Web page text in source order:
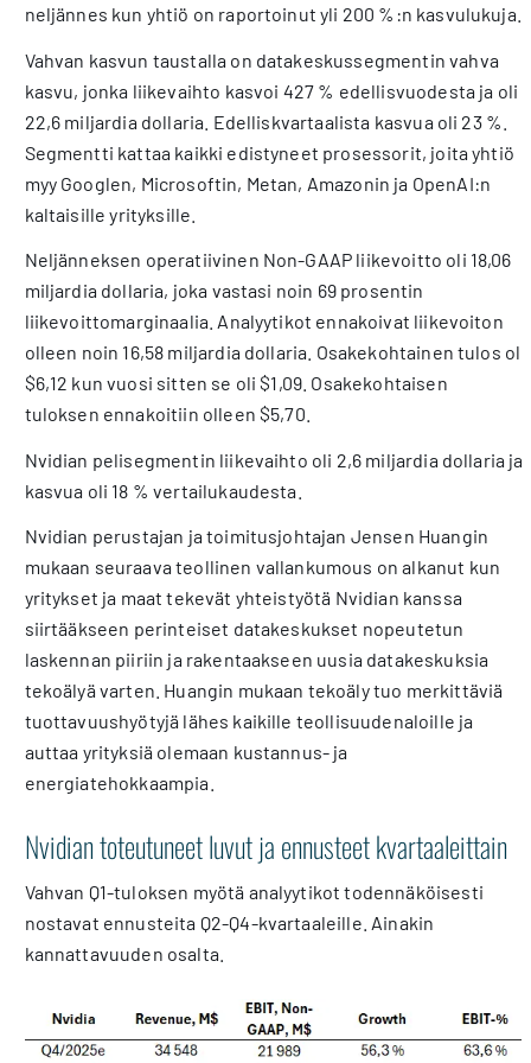
neljännes kun yhtiö on raportoinut yli 200 %:n kasvulukuja.
Vahvan kasvun taustalla on datakeskussegmentin vahva
kasvu, jonka liikevaihto kasvoi 427 % edellisvuodesta ja oli
22,6 miljardia dollaria. Edelliskvartaalista kasvua oli 23 %.
Segmentti kattaa kaikki edistyneet prosessorit, joita yhtiö
myy Googlen, Microsoftin, Metan, Amazonin ja OpenAI:n
kaltaisille yrityksille.
Neljänneksen operatiivinen Non-GAAP liikevoitto oli 18,06
miljardia dollaria, joka vastasi noin 69 prosentin
liikevoittomarginaalia. Analyytikot ennakoivat liikevoiton
olleen noin 16,58 miljardia dollaria. Osakekohtainen tulos oli
$6,12 kun vuosi sitten se oli $1,09. Osakekohtaisen
tuloksen ennakoitiin olleen $5,70.
Nvidian pelisegmentin liikevaihto oli 2,6 miljardia dollaria ja
kasvua oli 18 % vertailukaudesta.
Nvidian perustajan ja toimitusjohtajan Jensen Huangin
mukaan seuraava teollinen vallankumous on alkanut kun
yritykset ja maat tekevät yhteistyötä Nvidian kanssa
siirtääkseen perinteiset datakeskukset nopeutetun
laskennan piiriin ja rakentaakseen uusia datakeskuksia
tekoälyä varten. Huangin mukaan tekoäly tuo merkittäviä
tuottavuushyötyjä lähes kaikille teollisuudenaloille ja
auttaa yrityksiä olemaan kustannus- ja
energiatehokkaampia.
Nvidian toteutuneet luvut ja ennusteet kvartaaleittain
Vahvan Q1-tuloksen myötä analyytikot todennäköisesti
nostavat ennusteita Q2-Q4-kvartaaleille. Ainakin
kannattavuuden osalta.